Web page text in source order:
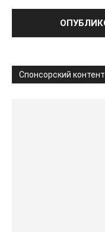
Спонсорский контент